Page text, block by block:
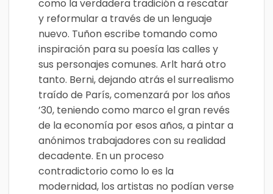
como la verdadera tradición a rescatar
y reformular a través de un lenguaje
nuevo. Tuñon escribe tomando como
inspiración para su poesía las calles y
sus personajes comunes. Arlt hará otro
tanto. Berni, dejando atrás el surrealismo
traído de París, comenzará por los años
’30, teniendo como marco el gran revés
de la economía por esos años, a pintar a
anónimos trabajadores con su realidad
decadente. En un proceso
contradictorio como lo es la
modernidad, los artistas no podían verse